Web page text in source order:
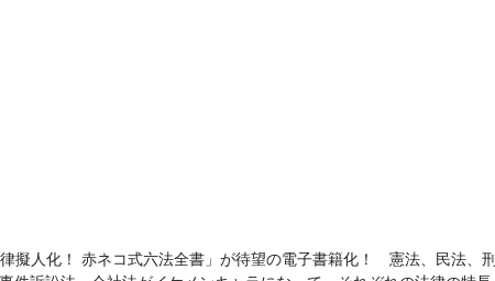
擬人化！ 赤ネコ式六法全書」が待望の電子書籍化！ 憲法、民法、刑